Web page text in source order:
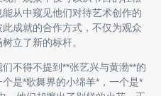
从中窥见他们对待艺术创作的
成就的合作方式，不仅为观众
立了新的标杆。
不得不提到**张艺兴与黄渤**的
是*歌舞界的小绵羊*，一个是*